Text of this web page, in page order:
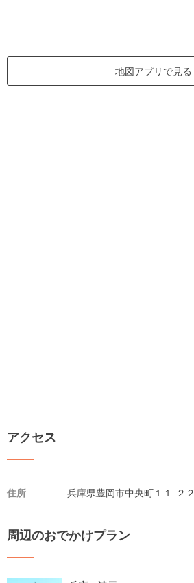
地図アプリで見る
アクセス
住所 兵庫県豊岡市中央町１１-２２
周辺のおでかけプラン